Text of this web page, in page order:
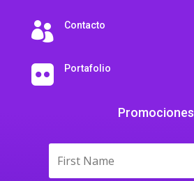
 Contacto
 Portafolio
Promociones